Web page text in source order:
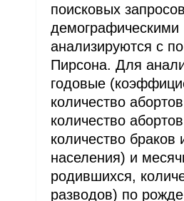
поисковых
демографическими
анализируются с
Пирсона. Для
годовые
количество
количество
количество
населения) и
родившихся,
разводов) по